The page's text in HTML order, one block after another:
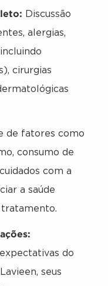
Discussão
alergias,
cirurgias
de fatores como
consumo de
com a
a saúde
tratamento.
do
seus